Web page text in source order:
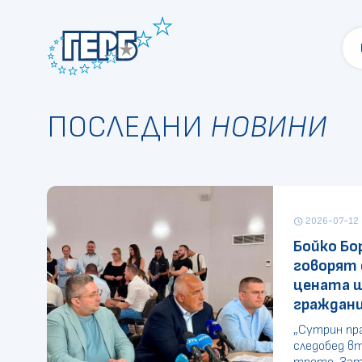
ПОСЛЕДНИ НОВИНИ
schedule2026-07-12
Бойко
говорят
цената
„Сутрин
следобед